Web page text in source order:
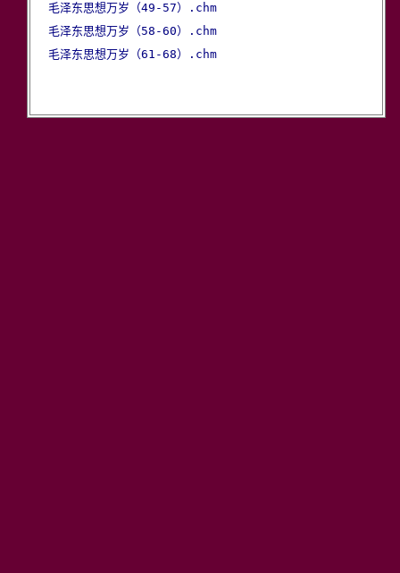
毛泽东思想万岁（49-57）.chm
毛泽东思想万岁（58-60）.chm
毛泽东思想万岁（61-68）.chm